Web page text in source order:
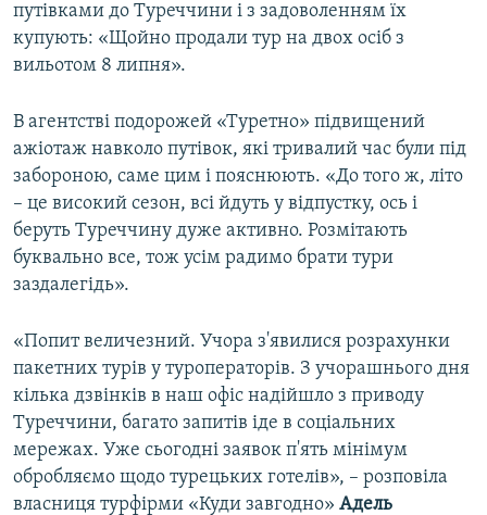
путівками до Туреччини і з задоволенням їх
купують: «Щойно продали тур на двох осіб з
вильотом 8 липня».
В агентстві подорожей «Туретно» підвищений
ажіотаж навколо путівок, які тривалий час були під
забороною, саме цим і пояснюють. «До того ж, літо
– це високий сезон, всі йдуть у відпустку, ось і
беруть Туреччину дуже активно. Розмітають
буквально все, тож усім радимо брати тури
заздалегідь».
«Попит величезний. Учора з'явилися розрахунки
пакетних турів у туроператорів. З учорашнього дня
кілька дзвінків в наш офіс надійшло з приводу
Туреччини, багато запитів іде в соціальних
мережах. Уже сьогодні заявок п'ять мінімум
обробляємо щодо турецьких готелів», – розповіла
власниця турфірми «Куди завгодно» Адель